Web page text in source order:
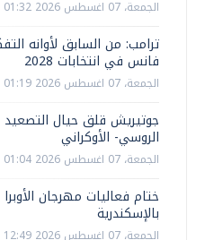
الجمعة، 07 اغسطس 2026 01:32 ص
ترامب: من السابق لأوانه
فانس في انتخابات 2028
الجمعة، 07 اغسطس 2026 01:19 ص
جوتيريش قلق حيال التصعيد
الروسي- الأوكراني
الجمعة، 07 اغسطس 2026 01:04 ص
ختام فعاليات مهرجان
بالإسكندرية
الجمعة، 07 اغسطس 2026 12:49 ص